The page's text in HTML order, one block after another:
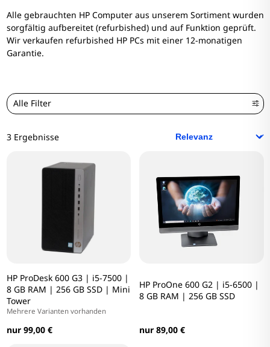
Alle gebrauchten HP Computer aus unserem Sortiment wurden
sorgfältig aufbereitet (refurbished) und auf Funktion geprüft.
Wir verkaufen refurbished HP PCs mit einer 12-monatigen
Garantie.
Alle Filter
3 Ergebnisse
HP ProDesk 600 G3 | i5-7500 |
8 GB RAM | 256 GB SSD | Mini
Tower
Mehrere Varianten vorhanden
nur 99,00 €
HP ProOne 600 G2 | i5-6500 |
8 GB RAM | 256 GB SSD
nur 89,00 €